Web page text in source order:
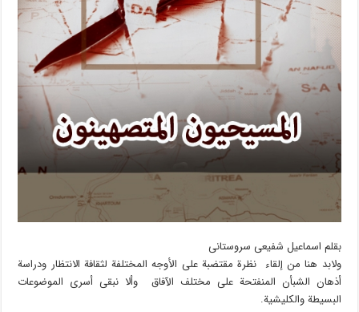
بقلم اسماعیل شفیعی سروستانی
ولابد هنا من إلقاء نظرة مقتضبة على الأوجه المختلفة لثقافة الانتظار ودراسة
أذهان الشبأن المنفتحة على مختلف الآفاق وألا نبقى أسرى الموضوعات
البسيطة والكليشية.